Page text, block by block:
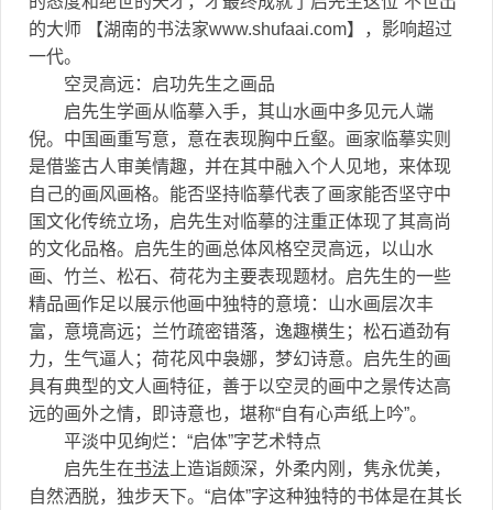
的大师 【湖南的书法家www.shufaai.com】，影响超过
一代。
空灵高远：启功先生之画品
启先生学画从临摹入手，其山水画中多见元人端
倪。中国画重写意，意在表现胸中丘壑。画家临摹实则
是借鉴古人审美情趣，并在其中融入个人见地，来体现
自己的画风画格。能否坚持临摹代表了画家能否坚守中
国文化传统立场，启先生对临摹的注重正体现了其高尚
的文化品格。启先生的画总体风格空灵高远，以山水
画、竹兰、松石、荷花为主要表现题材。启先生的一些
精品画作足以展示他画中独特的意境：山水画层次丰
富，意境高远；兰竹疏密错落，逸趣横生；松石遒劲有
力，生气逼人；荷花风中袅娜，梦幻诗意。启先生的画
具有典型的文人画特征，善于以空灵的画中之景传达高
远的画外之情，即诗意也，堪称“自有心声纸上吟”。
平淡中见绚烂：“启体”字艺术特点
启先生在书法 上造诣颇深，外柔内刚，隽永优美，
自然洒脱，独步天下。“启体”字这种独特的书体是在其长